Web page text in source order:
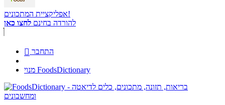
אפליקציית המתכונים!
להורדה בחינם לחצו כאן
 התחבר
מנוי FoodsDictionary